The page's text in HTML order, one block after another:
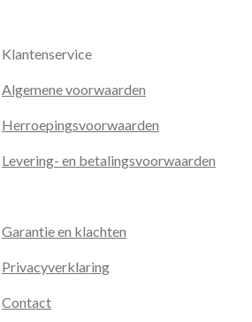
Klantenservice
Algemene voorwaarden
Herroepingsvoorwaarden
Levering- en betalingsvoorwaarden
Garantie en klachten
Privacyverklaring
Contact